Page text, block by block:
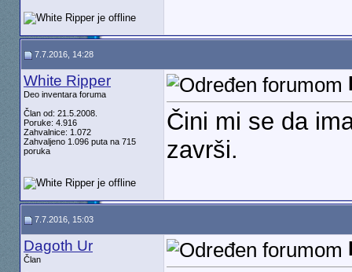
7.7.2016, 14:28
White Ripper
Deo inventara foruma
Član od: 21.5.2008.
Poruke: 4.916
Zahvalnice: 1.072
Zahvaljeno 1.096 puta na 715
poruka
Čini mi se da
završi.
7.7.2016, 15:03
Dagoth Ur
Član